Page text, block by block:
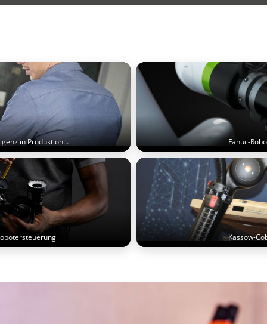
in Produktion… Fanuc-
Kassow-